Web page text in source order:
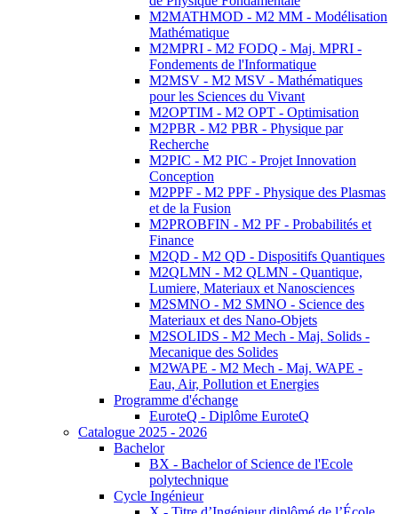
M2MATHMOD - M2 MM - Modélisation
Mathématique
M2MPRI - M2 FODQ - Maj. MPRI -
Fondements de l'Informatique
M2MSV - M2 MSV - Mathématiques
pour les Sciences du Vivant
M2OPTIM - M2 OPT - Optimisation
M2PBR - M2 PBR - Physique par
Recherche
M2PIC - M2 PIC - Projet Innovation
Conception
M2PPF - M2 PPF - Physique des Plasmas
et de la Fusion
M2PROBFIN - M2 PF - Probabilités et
Finance
M2QD - M2 QD - Dispositifs Quantiques
M2QLMN - M2 QLMN - Quantique,
Lumiere, Materiaux et Nanosciences
M2SMNO - M2 SMNO - Science des
Materiaux et des Nano-Objets
M2SOLIDS - M2 Mech - Maj. Solids -
Mecanique des Solides
M2WAPE - M2 Mech - Maj. WAPE -
Eau, Air, Pollution et Energies
Programme d'échange
EuroteQ - Diplôme EuroteQ
Catalogue 2025 - 2026
Bachelor
BX - Bachelor of Science de l'Ecole
polytechnique
Cycle Ingénieur